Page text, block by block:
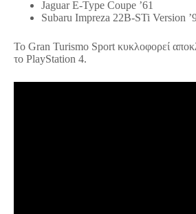
Jaguar E-Type Coupe ’61
Subaru Impreza 22B-STi Version
To Gran Turismo Sport κυκλοφορεί
το PlayStation 4.